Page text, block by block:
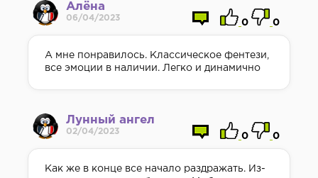
Алёна
06/04/2023
0 0
А мне понравилось. Классическое фентези,
все эмоции в наличии. Легко и динамично
Лунный ангел
02/04/2023
0 0
Как же в конце все начало раздражать. Из-